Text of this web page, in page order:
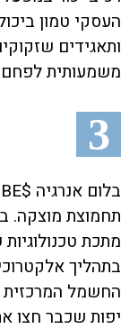
העסקי טמון
ותאגידים
משמעותית לפחם
3
תחמוצת מוצקה.
מתכת
בתהליך
החשמל המרכזית